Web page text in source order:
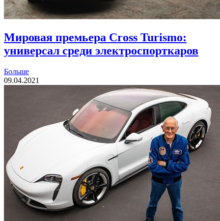
Мировая премьера Cross Turismo:
универсал среди электроспорткаров
Больше
09.04.2021